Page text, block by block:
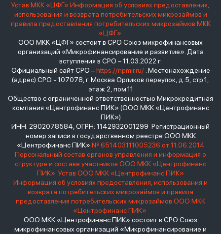
Устав МКК «ЦФГ» Информация об условиях предоставления,
использования и возврата потребительских микрозаймов и
правила предоставления потребительских микрозаймов МКК
«ЦФГ»
ООО МКК «ЦФГ» состоит в СРО Союз микрофинансовых
организаций «Микрофинансирование и развитие». Дата
вступления в СРО – 11.03.2022 г.
Официальный сайт СРО –https://npmir.ru/. Местонахождение
(адрес) СРО - 107078, г. Москва Орликов переулок, д.5, стр.1,
этаж 2, пом.11
Общество с ограниченной ответственностью Микрокредитная
компания «Центрофинанс ПИК» (ООО МКК «Центрофинанс
ПИК»)
ИНН: 2902078584, ОГРН: 1142932001299 Регистрационный
номер записи в государственном реестре ООО МКК
«Центрофинанс ПИК» № 651403111005236 от 11.06.2014
Персональный состав органов управления и информация о
структуре и составе участников ООО МКК «Центрофинанс
ПИК» Устав ООО МКК «Центрофинанс ПИК»
Информация об условиях предоставления, использования и
возврата потребительских микрозаймов и правила
предоставления потребительских микрозаймов ООО МКК
«Центрофинанс ПИК»
ООО МКК «Центрофинанс ПИК» состоит в СРО Союз
микрофинансовых организаций «Микрофинансирование и